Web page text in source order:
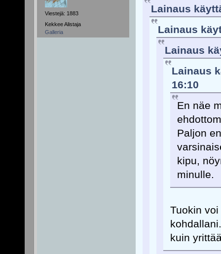
Viestejä: 1883
Kekkee Alistaja
Galleria
Lainaus
Lainaus
Lainaus
Lainaus
16:10
En näe
Paljon
kipu,
minulle.
Tuokin
kuin